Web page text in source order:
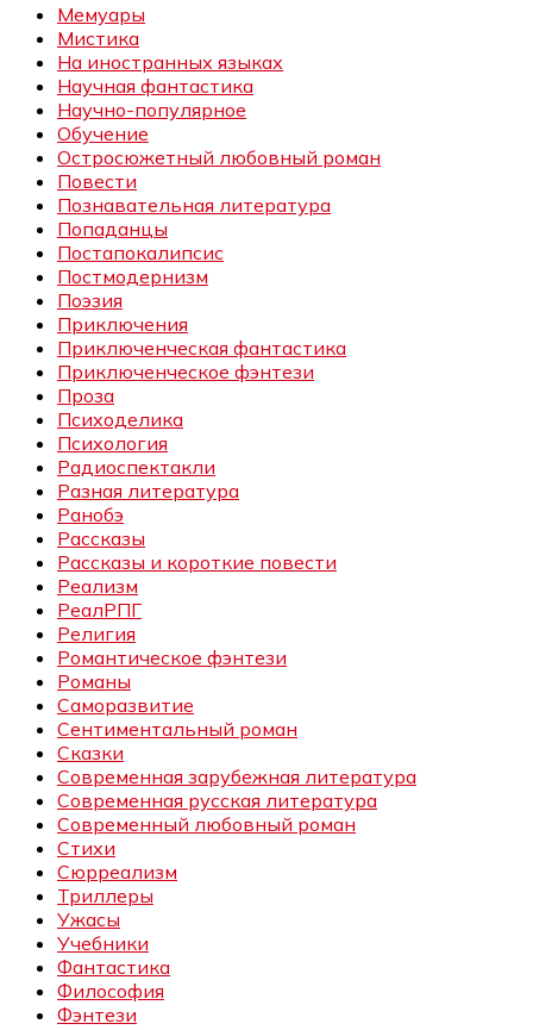
Мемуары
Мистика
На иностранных языках
Научная фантастика
Научно-популярное
Обучение
Остросюжетный любовный роман
Повести
Познавательная литература
Попаданцы
Постапокалипсис
Постмодернизм
Поэзия
Приключения
Приключенческая фантастика
Приключенческое фэнтези
Проза
Психоделика
Психология
Радиоспектакли
Разная литература
Ранобэ
Рассказы
Рассказы и короткие повести
Реализм
РеалРПГ
Религия
Романтическое фэнтези
Романы
Саморазвитие
Сентиментальный роман
Сказки
Современная зарубежная литература
Современная русская литература
Современный любовный роман
Стихи
Сюрреализм
Триллеры
Ужасы
Учебники
Фантастика
Философия
Фэнтези